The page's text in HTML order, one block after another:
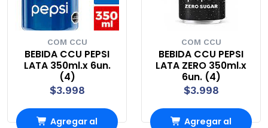
COM CCU
BEBIDA CCU PEPSI
LATA 350ml.x 6un.
(4)
$3.998
Agregar al
COM CCU
BEBIDA CCU PEPSI
LATA ZERO 350ml.x
6un. (4)
$3.998
Agregar al